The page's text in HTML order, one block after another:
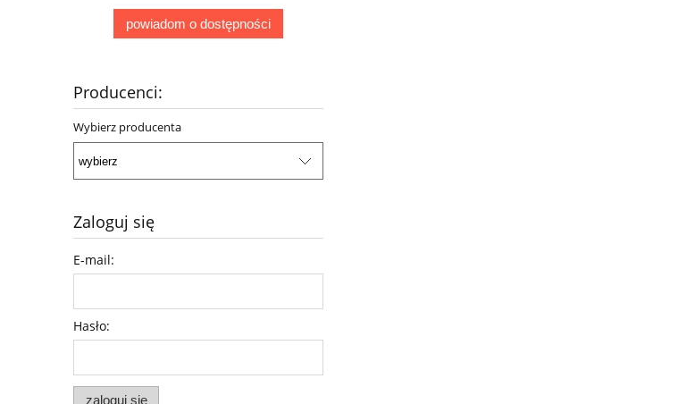
powiadom o dostępności
Producenci:
Wybierz producenta
Zaloguj się
E-mail:
Hasło:
zaloguj się